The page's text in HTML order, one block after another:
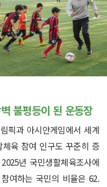
불평등이 된 운동장
픽과 아시안게임에서 세계
육 참여 인구도 꾸준히 증
년 국민생활체육조사에
여하는 국민의 비율은 62.